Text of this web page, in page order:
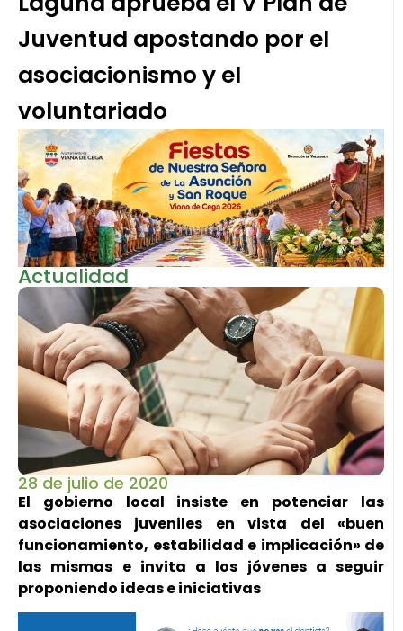
Juventud apostando por el
asociacionismo y el
voluntariado
Actualidad
28 de julio de 2020
El gobierno local insiste en potenciar las
asociaciones juveniles en vista del «buen
funcionamiento, estabilidad e implicación» de
las mismas e invita a los jóvenes a seguir
proponiendo ideas e iniciativas